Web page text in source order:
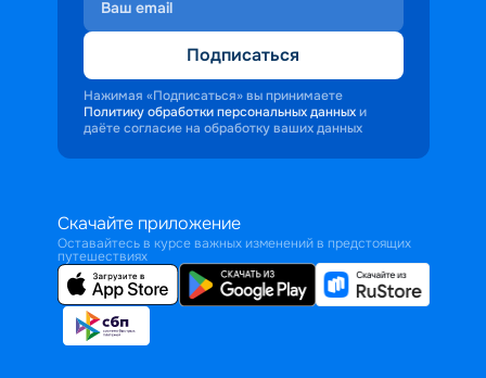
Подписаться
Нажимая «Подписаться» вы принимаете
Политику обработки персональных данных и
даёте согласие на обработку ваших данных
Скачайте приложение
Оставайтесь в курсе важных изменений в предстоящих
путешествиях